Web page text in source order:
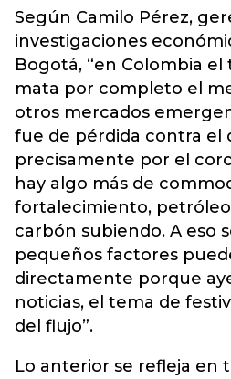
Según Camilo Pérez,
investigaciones
Bogotá, “en Colombia
mata por completo el
otros mercados
fue de pérdida contra el
precisamente por el
hay algo más de
fortalecimiento,
carbón subiendo. A eso
pequeños factores
directamente porque
noticias, el tema de
del flujo”.
Lo anterior se refleja en